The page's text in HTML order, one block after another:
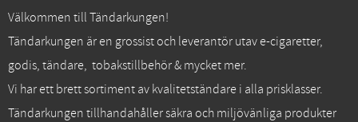
Välkommen till Tändarkungen!
Tändarkungen är en grossist och leverantör utav e-cigaretter,
godis, tändare, tobakstillbehör & mycket mer.
Vi har ett brett sortiment av kvalitetständare i alla prisklasser.
Tändarkungen tillhandahåller säkra och miljövänliga produkter